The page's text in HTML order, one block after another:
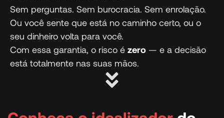
Sem perguntas. Sem burocracia. Sem enrolação.
Ou você sente que está no caminho certo, ou o
seu dinheiro volta para você.
Com essa garantia, o risco é zero — e a decisão
está totalmente nas suas mãos.